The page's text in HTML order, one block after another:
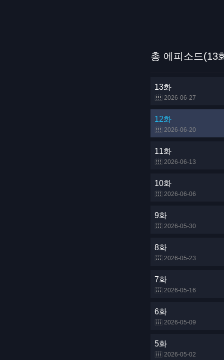
총 에피소드(13
13화
2026-06-27
12화
2026-06-20
11화
2026-06-13
10화
2026-06-06
9화
2026-05-30
8화
2026-05-23
7화
2026-05-16
6화
2026-05-09
5화
2026-05-02